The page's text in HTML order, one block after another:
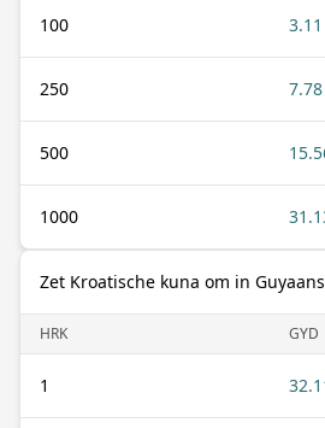
100 3.11
250 7.78
500
1000
Zet Kroatische kuna om in
HRK GYD
1